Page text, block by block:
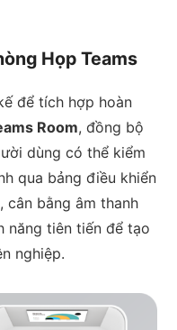
Họp Teams
để tích hợp hoàn
Room, đồng bộ
dùng có thể kiểm
qua bảng điều khiển
bằng âm thanh
năng tiên tiến để tạo
nghiệp.